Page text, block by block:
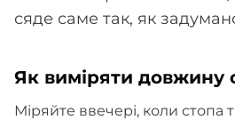
сяде саме так, як
Як виміряти довжину
Міряйте ввечері, коли стопа